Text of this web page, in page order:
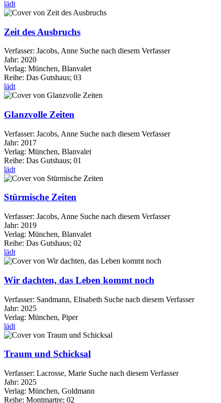
lädt
Zeit des Ausbruchs
Verfasser: Jacobs, Anne Suche nach diesem Verfasser
Jahr: 2020
Verlag: München, Blanvalet
Reihe: Das Gutshaus; 03
lädt
Glanzvolle Zeiten
Verfasser: Jacobs, Anne Suche nach diesem Verfasser
Jahr: 2017
Verlag: München, Blanvalet
Reihe: Das Gutshaus; 01
lädt
Stürmische Zeiten
Verfasser: Jacobs, Anne Suche nach diesem Verfasser
Jahr: 2019
Verlag: München, Blanvalet
Reihe: Das Gutshaus; 02
lädt
Wir dachten, das Leben kommt noch
Verfasser: Sandmann, Elisabeth Suche nach diesem Verfasser
Jahr: 2025
Verlag: München, Piper
lädt
Traum und Schicksal
Verfasser: Lacrosse, Marie Suche nach diesem Verfasser
Jahr: 2025
Verlag: München, Goldmann
Reihe: Montmartre; 02